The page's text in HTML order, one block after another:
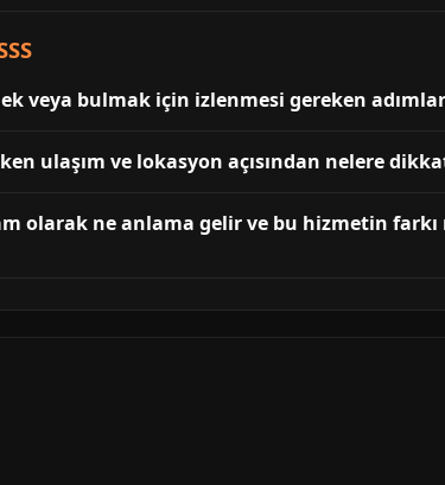
veya bulmak için izlenmesi gereken
ulaşım ve lokasyon açısından nelere
olarak ne anlama gelir ve bu hizmetin farkı